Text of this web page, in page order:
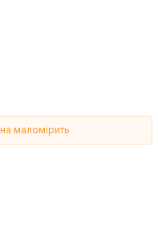
маломірить